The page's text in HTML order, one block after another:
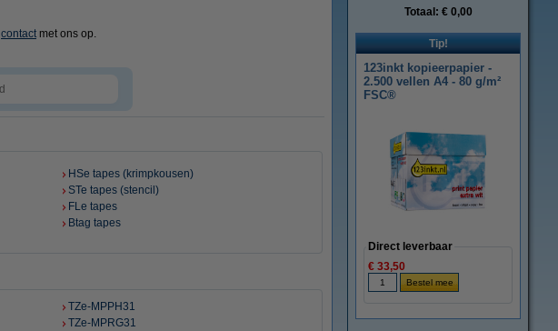
contact met ons op.
HSe tapes (krimpkousen)
STe tapes (stencil)
FLe tapes
Btag tapes
TZe-MPPH31
TZe-MPRG31
Totaal: € 0,00
Tip!
123inkt kopieerpapier -
2.500 vellen A4 - 80 g/m²
FSC®
Direct leverbaar
€ 33,50